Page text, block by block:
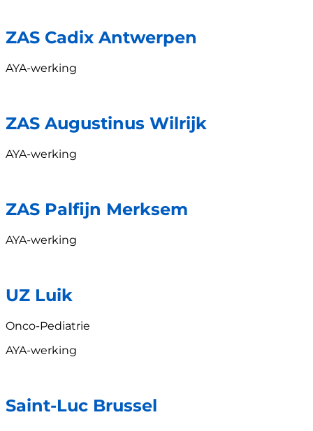
ZAS Cadix Antwerpen
AYA-werking
ZAS Augustinus Wilrijk
AYA-werking
ZAS Palfijn Merksem
AYA-werking
UZ Luik
Onco-Pediatrie
AYA-werking
Saint-Luc Brussel